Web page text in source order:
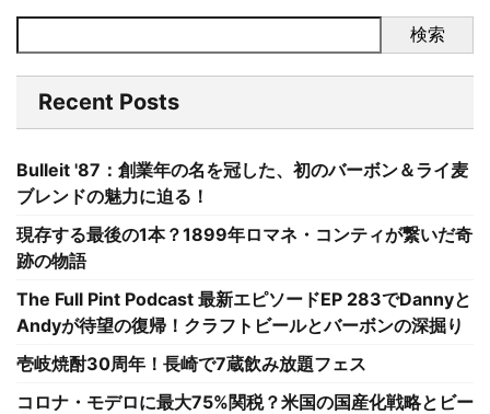
検索
Recent Posts
Bulleit '87：創業年の名を冠した、初のバーボン＆ライ麦
ブレンドの魅力に迫る！
現存する最後の1本？1899年ロマネ・コンティが繋いだ奇
跡の物語
The Full Pint Podcast 最新エピソードEP 283でDannyと
Andyが待望の復帰！クラフトビールとバーボンの深掘り
壱岐焼酎30周年！長崎で7蔵飲み放題フェス
コロナ・モデロに最大75%関税？米国の国産化戦略とビー